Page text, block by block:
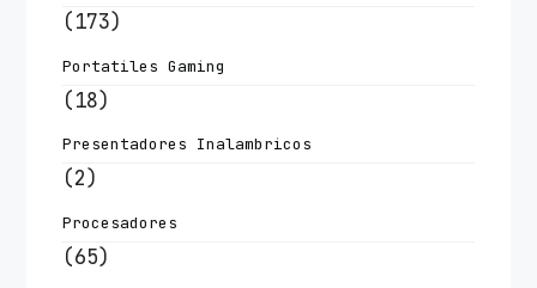
(173)
Portatiles Gaming
(18)
Presentadores Inalambricos
(2)
Procesadores
(65)